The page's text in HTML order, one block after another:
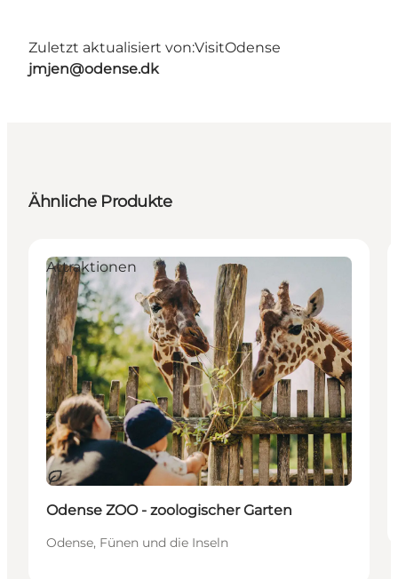
Zuletzt aktualisiert von:VisitOdense
jmjen@odense.dk
Ähnliche Produkte
Nachhaltig
Attraktionen
Odense ZOO - zoologischer Garten
Odense, Fünen und die Inseln